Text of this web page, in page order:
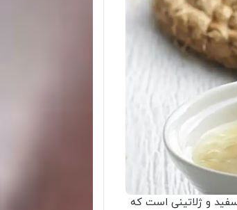
و ژلاتینی است که